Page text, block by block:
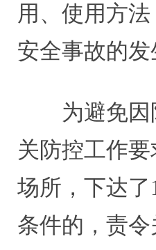
用、使用方
安全事故的发
为避免
关防控工作
场所，下达
条件的，责令